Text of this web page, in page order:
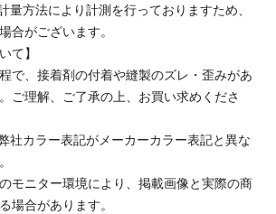
方法により計測を行っておりますため、
合がございます。
て】
で、接着剤の付着や縫製のズレ・歪みがあ
ご理解、ご了承の上、お買い求めくださ
社カラー表記がメーカーカラー表記と異な
モニター環境により、掲載画像と実際の商
場合があります。